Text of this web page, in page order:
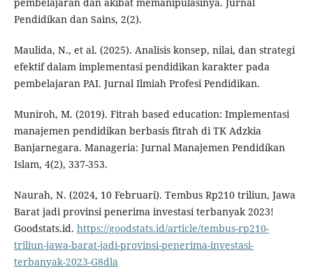
Pendidikan dan Sains, 2(2).
Maulida, N., et al. (2025). Analisis konsep, nilai, dan strategi
efektif dalam implementasi pendidikan karakter pada
pembelajaran PAI. Jurnal Ilmiah Profesi Pendidikan.
Muniroh, M. (2019). Fitrah based education: Implementasi
manajemen pendidikan berbasis fitrah di TK Adzkia
Banjarnegara. Manageria: Jurnal Manajemen Pendidikan
Islam, 4(2), 337-353.
Naurah, N. (2024, 10 Februari). Tembus Rp210 triliun, Jawa
Barat jadi provinsi penerima investasi terbanyak 2023!
Goodstats.id. https://goodstats.id/article/tembus-rp210-
triliun-jawa-barat-jadi-provinsi-penerima-investasi-
terbanyak-2023-G8dla